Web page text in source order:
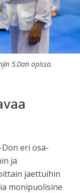
5.Dan opissa.
eri osa-
ja
jaettuihin
monipuolisine